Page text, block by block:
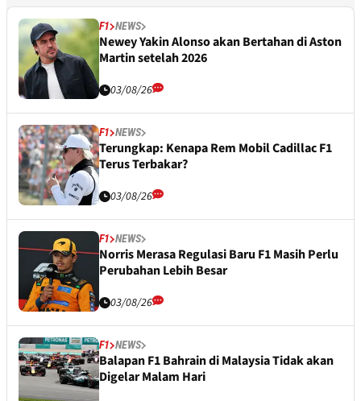
F1 NEWS
Newey Yakin Alonso akan Bertahan di Aston
Martin setelah 2026
03/08/26
F1 NEWS
Terungkap: Kenapa Rem Mobil Cadillac F1
Terus Terbakar?
03/08/26
F1 NEWS
Norris Merasa Regulasi Baru F1 Masih Perlu
Perubahan Lebih Besar
03/08/26
F1 NEWS
Balapan F1 Bahrain di Malaysia Tidak akan
Digelar Malam Hari